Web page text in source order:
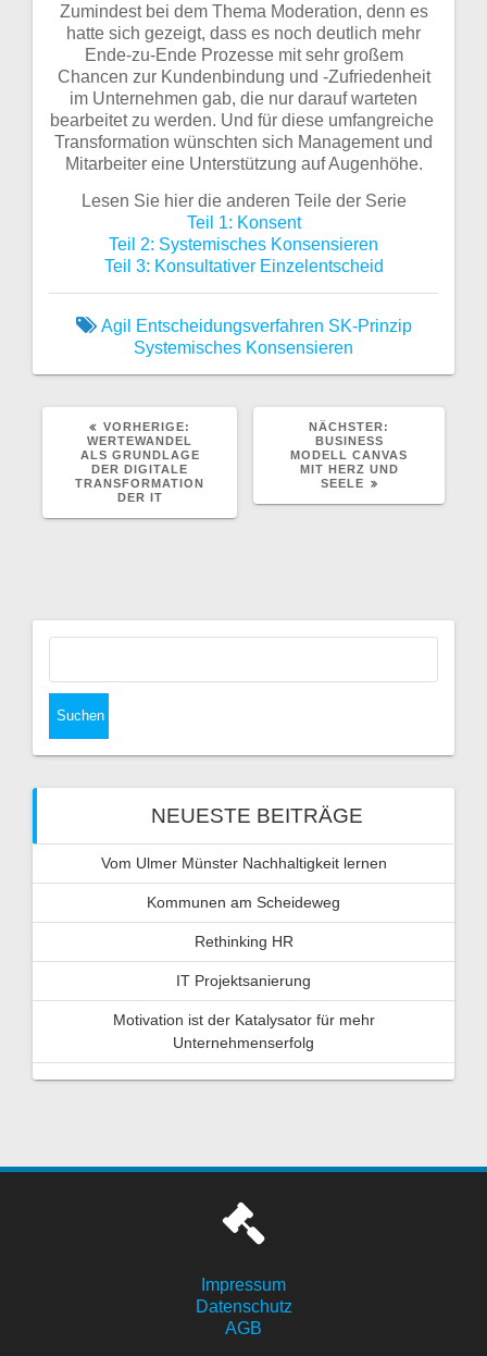
Zumindest bei dem Thema Moderation, denn es
hatte sich gezeigt, dass es noch deutlich mehr
Ende-zu-Ende Prozesse mit sehr großem
Chancen zur Kundenbindung und -Zufriedenheit
im Unternehmen gab, die nur darauf warteten
bearbeitet zu werden. Und für diese umfangreiche
Transformation wünschten sich Management und
Mitarbeiter eine Unterstützung auf Augenhöhe.
Lesen Sie hier die anderen Teile der Serie
Teil 1: Konsent
Teil 2: Systemisches Konsensieren
Teil 3: Konsultativer Einzelentscheid
Agil Entscheidungsverfahren SK-Prinzip
Systemisches Konsensieren
VORHERIGE:
WERTEWANDEL
ALS GRUNDLAGE
DER DIGITALE
TRANSFORMATION
DER IT
NÄCHSTER:
BUSINESS
MODELL CANVAS
MIT HERZ UND
SEELE
NEUESTE BEITRÄGE
Vom Ulmer Münster Nachhaltigkeit lernen
Kommunen am Scheideweg
Rethinking HR
IT Projektsanierung
Motivation ist der Katalysator für mehr
Unternehmenserfolg
Impressum
Datenschutz
AGB